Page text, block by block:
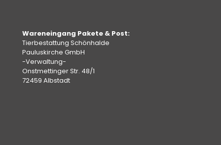
Wareneingang Pakete & Post:
Tierbestattung Schönhalde
Pauluskirche GmbH
-Verwaltung-
Onstmettinger Str. 48/1
72459 Albstadt